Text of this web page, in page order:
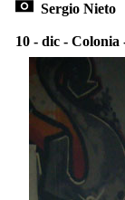
Sergio Nieto
10 - dic -